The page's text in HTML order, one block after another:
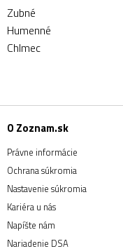
Zubné
Humenné
Chlmec
O Zoznam.sk
Právne informácie
Ochrana súkromia
Nastavenie súkromia
Kariéra u nás
Napíšte nám
Nariadenie DSA